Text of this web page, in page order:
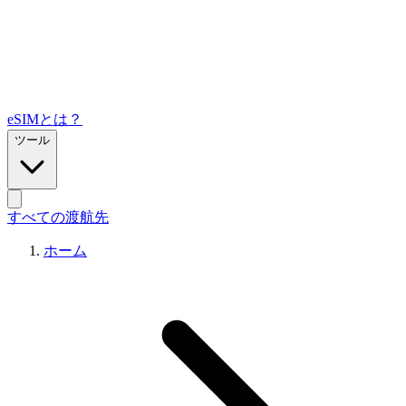
eSIMとは？
ツール
すべての渡航先
ホーム